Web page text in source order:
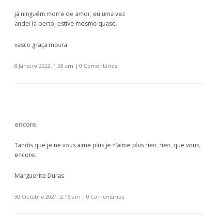
já ninguém morre de amor, eu uma vez
andei lá perto, estive mesmo quase.
vasco graça moura
8 Janeiro 2022, 1:28 am | 0 Comentários
encore.
Tandis que je ne vous aime plus je n’aime plus rien, rien, que vous,
encore.
Marguerite Duras
30 Outubro 2021, 2:16 am | 0 Comentários